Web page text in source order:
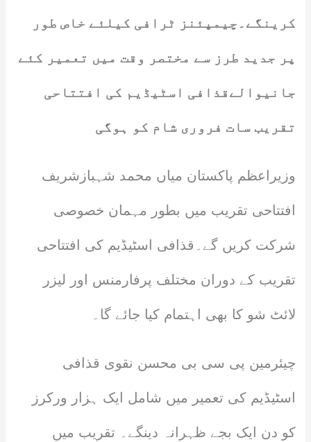
کرینگے۔چیمپئنز ٹرافی کیلئے خاص طور
پر جدید طرز سے مختصر وقت میں تعمیر کئے
جانیوالےقذافی اسٹیڈیم کی افتتاحی
تقریب سات فروری شام کو ہوگی
وزیراعظم پاکستان میاں محمد شہبازشریف
افتتاحی تقریب میں بطور مہمان خصوصی
شرکت کریں گے۔قذافی اسٹیڈیم کی افتتاحی
تقریب کے دوران مختلف پرفارمنس اور لیزر
لائٹ شو کا بھی اہتمام کیا جائے گا۔
چیئرمین پی سی بی محسن نقوی قذافی
اسٹیڈیم کی تعمیر میں شامل ایک ہزار ورکرز
کو دن ایک بجے ظہرانہ دینگے۔ تقریب میں